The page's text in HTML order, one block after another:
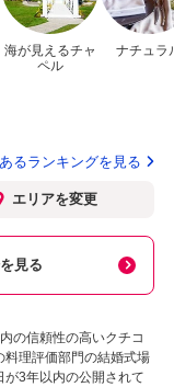
海が見えるチャ
ペル
ナチュラ
るランキングを見る
エリアを変更
見る
の信頼性の高いクチコ
料理評価部門の結婚式場
3年以内の公開されて